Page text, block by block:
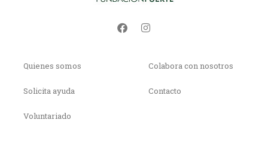
Quienes somos
Solicita ayuda
Voluntariado
Colabora con nosotros
Contacto